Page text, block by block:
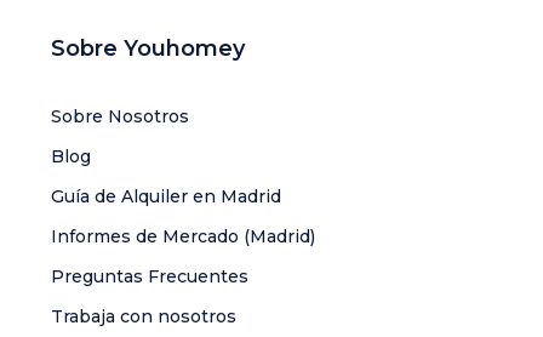
Sobre Youhomey
Sobre Nosotros
Blog
Guía de Alquiler en Madrid
Informes de Mercado (Madrid)
Preguntas Frecuentes
Trabaja con nosotros